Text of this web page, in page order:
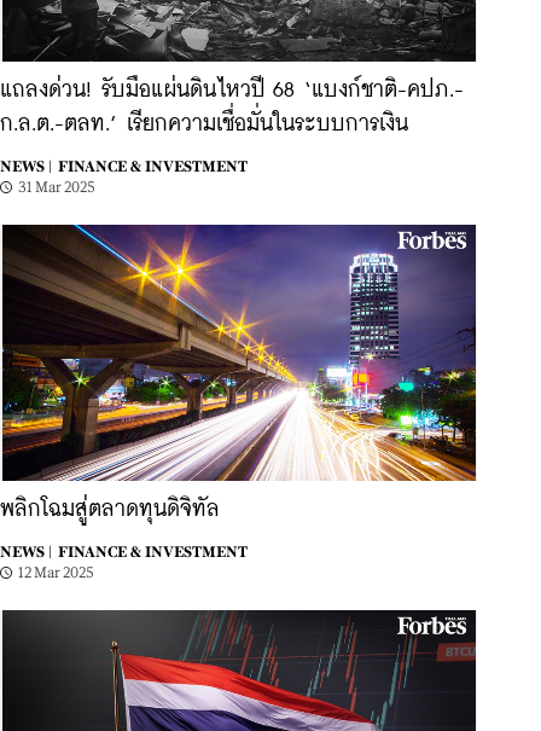
แถลงด่วน! รับมือแผ่นดินไหวปี 68 ‘แบงก์ชาติ-คปภ.-
ก.ล.ต.-ตลท.’ เรียกความเชื่อมั่นในระบบการเงิน
NEWS |
FINANCE & INVESTMENT
31 Mar 2025
พลิกโฉมสู่ตลาดทุนดิจิทัล
NEWS |
FINANCE & INVESTMENT
12 Mar 2025